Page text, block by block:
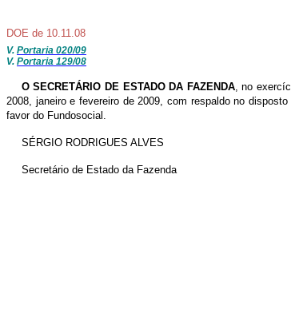
DOE de 10.11.08
V. Portaria 020/09
V. Portaria 129/08
O SECRETÁRIO DE ESTADO DA FAZENDA, no
2008, janeiro e fevereiro de 2009, com respaldo no
favor do Fundosocial.
SÉRGIO RODRIGUES ALVES
Secretário de Estado da Fazenda